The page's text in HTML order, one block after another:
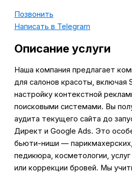
Позвонить
Написать в Telegram
Описание услуги
Наша компания предлагает
для салонов красоты, включая
настройку контекстной
поисковыми системами. Вы
аудита текущего сайта до
Директ и Google Ads. Это
бьюти-ниши —
педикюра, косметологии,
или коррекции бровей. Мы